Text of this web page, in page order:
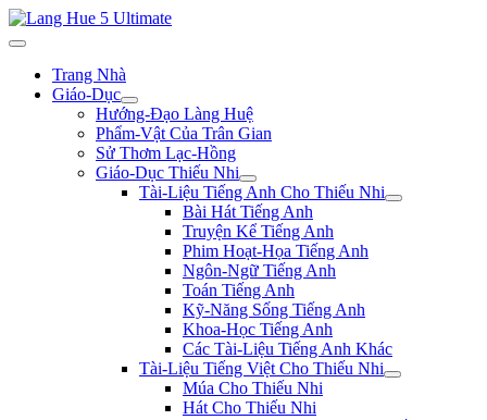
Trang Nhà
Giáo-Dục
Hướng-Đạo Làng Huệ
Phẩm-Vật Của Trân Gian
Sử Thơm Lạc-Hồng
Giáo-Dục Thiếu Nhi
Tài-Liệu Tiếng Anh Cho Thiếu Nhi
Bài Hát Tiếng Anh
Truyện Kể Tiếng Anh
Phim Hoạt-Họa Tiếng Anh
Ngôn-Ngữ Tiếng Anh
Toán Tiếng Anh
Kỹ-Năng Sống Tiếng Anh
Khoa-Học Tiếng Anh
Các Tài-Liệu Tiếng Anh Khác
Tài-Liệu Tiếng Việt Cho Thiếu Nhi
Múa Cho Thiếu Nhi
Hát Cho Thiếu Nhi